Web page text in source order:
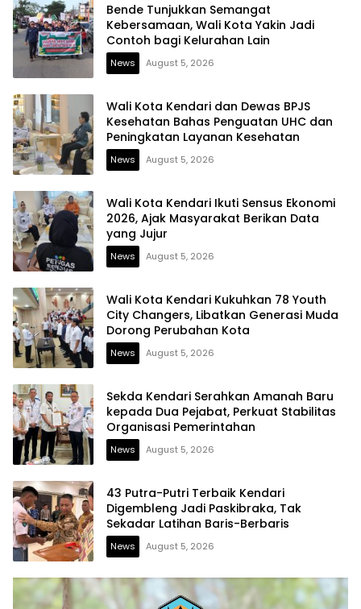
Bende Tunjukkan Semangat
Kebersamaan, Wali Kota Yakin Jadi
Contoh bagi Kelurahan Lain
News August 5, 2026
Wali Kota Kendari dan Dewas BPJS
Kesehatan Bahas Penguatan UHC dan
Peningkatan Layanan Kesehatan
News August 5, 2026
Wali Kota Kendari Ikuti Sensus Ekonomi
2026, Ajak Masyarakat Berikan Data
yang Jujur
News August 5, 2026
Wali Kota Kendari Kukuhkan 78 Youth
City Changers, Libatkan Generasi Muda
Dorong Perubahan Kota
News August 5, 2026
Sekda Kendari Serahkan Amanah Baru
kepada Dua Pejabat, Perkuat Stabilitas
Organisasi Pemerintahan
News August 5, 2026
43 Putra-Putri Terbaik Kendari
Digembleng Jadi Paskibraka, Tak
Sekadar Latihan Baris-Berbaris
News August 5, 2026